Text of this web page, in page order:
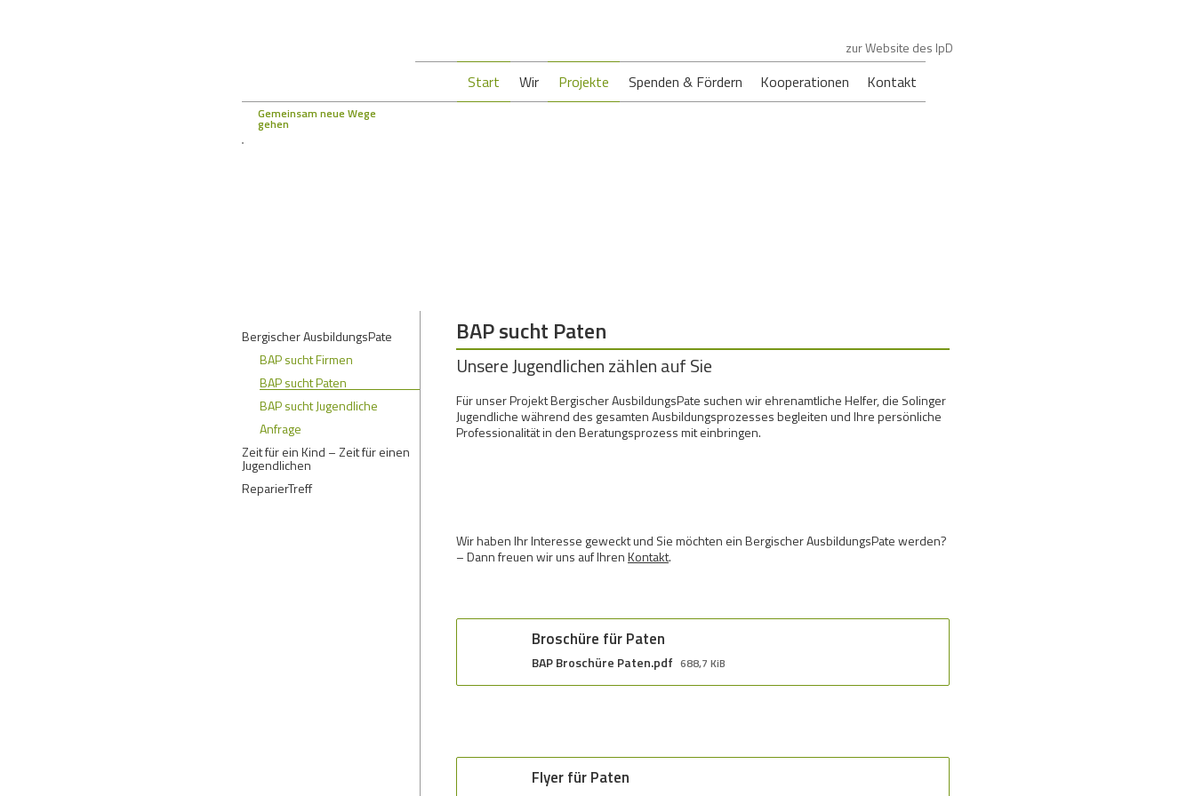
Start Wir Projekte Spenden & Fördern Kooperationen Kontakt
zur Website des IpD
Gemeinsam neue Wege
gehen
Bergischer AusbildungsPate
BAP sucht Firmen
BAP sucht Paten
BAP sucht Jugendliche
Anfrage
Zeit für ein Kind – Zeit für einen
Jugendlichen
ReparierTreff
BAP sucht Paten
Unsere Jugendlichen zählen auf Sie
Für unser Projekt Bergischer AusbildungsPate suchen wir ehrenamtliche Helfer, die Solinger
Jugendliche während des gesamten Ausbildungsprozesses begleiten und Ihre persönliche
Professionalität in den Beratungsprozess mit einbringen.
Wir haben Ihr Interesse geweckt und Sie möchten ein Bergischer AusbildungsPate werden?
– Dann freuen wir uns auf IhrenKontakt.
Broschüre für Paten
BAP Broschüre Paten.pdf 688,7 KiB
Flyer für Paten